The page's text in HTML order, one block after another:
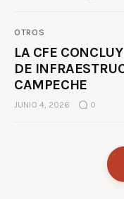
OTROS
LA CFE
DE
CAMPECHE
JUNIO 4, 2026 0